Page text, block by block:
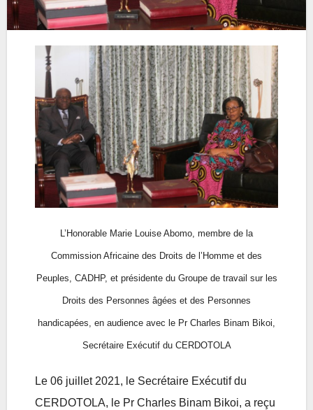
L’Honorable Marie Louise Abomo, membre de la
Commission Africaine des Droits de l’Homme et des
Peuples, CADHP, et présidente du Groupe de travail sur les
Droits des Personnes âgées et des Personnes
handicapées, en audience avec le Pr Charles Binam Bikoi,
Secrétaire Exécutif du CERDOTOLA
Le 06 juillet 2021, le Secrétaire Exécutif du
CERDOTOLA, le Pr Charles Binam Bikoi, a reçu